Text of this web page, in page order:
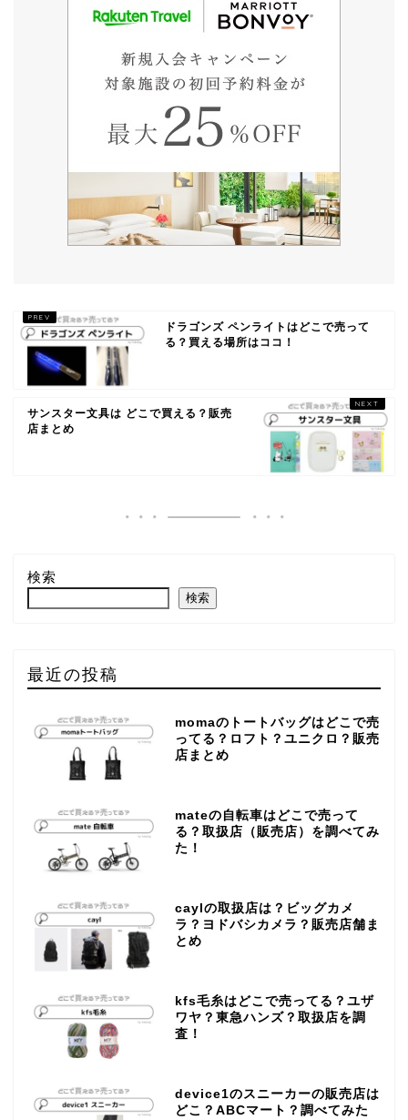
ドラゴンズ ペンライトはどこで売って
る？買える場所はココ！
サンスター文具は どこで買える？販売
店まとめ
検索
検索
最近の投稿
momaのトートバッグはどこで売
ってる？ロフト？ユニクロ？販売
店まとめ
mateの自転車はどこで売って
る？取扱店（販売店）を調べてみ
た！
caylの取扱店は？ビッグカメ
ラ？ヨドバシカメラ？販売店舗ま
とめ
kfs毛糸はどこで売ってる？ユザ
ワヤ？東急ハンズ？取扱店を調
査！
device1のスニーカーの販売店は
どこ？ABCマート？調べてみた